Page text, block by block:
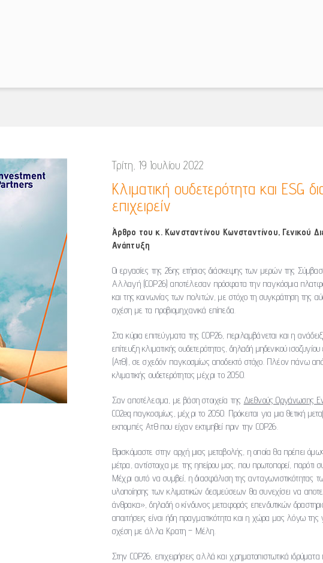
Τρίτη, 19 Ιουλίου 2022
Κλιματική ουδετερότητα και
επιχειρείν
Άρθρο του κ. Κωνσταντίνου Κωνσταντίνου, Γενικού
Ανάπτυξη
Οι εργασίες της 26ης ετήσιας διάσκεψης των μερών της
Αλλαγή (COP26) αποτέλεσαν πρόσφατα την παγκόσμια
και της κοινωνίας των πολιτών, με στόχο τη συγκράτηση της
σχέση με τα προβιομηχανικά επίπεδα.
Στα κύρια επιτεύγματα της COP26, περιλαμβάνεται και η
επίτευξη κλιματικής ουδετερότητας, δηλαδή μηδενικού
(ΑτΘ), σε σχεδόν παγκοσμίως αποδεκτό στόχο. Πλέον πάνω
κλιματικής ουδετερότητας μέχρι το 2050.
Σαν αποτέλεσμα, με βάση στοιχεία της Διεθνούς Οργάνωσης
CO2eq παγκοσμίως, μέχρι το 2050. Πρόκειται για μια θετική
εκπομπές ΑτΘ που είχαν εκτιμηθεί πριν την COP26.
Βρισκόμαστε στην αρχή μιας μεταβολής, η οποία θα πρέπει
μέτρα, αντίστοιχα με της ηπείρου μας, που πρωτοπορεί,
Μέχρι αυτό να συμβεί, η διασφάλιση της
υλοποίησης των κλιματικών δεσμεύσεων θα συνεχίσει να
άνθρακα», δηλαδή ο κίνδυνος μεταφοράς επενδυτικών
απαιτήσεις είναι ήδη πραγματικότητα και η χώρα μας λόγω
σχέση με άλλα Κρατη – Μέλη.
Στην COP26, επιχειρήσεις αλλά και χρηματοπιστωτικά